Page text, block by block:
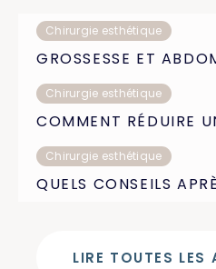
Chirurgie esthétique
GROSSESSE ET
Chirurgie esthétique
COMMENT RÉDUIRE
Chirurgie esthétique
QUELS CONSEILS
LIRE TOUTES LES